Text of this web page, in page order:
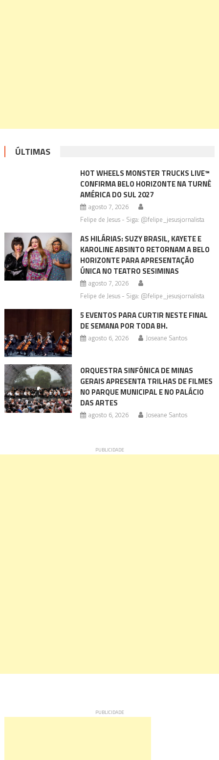
ÚLTIMAS
HOT WHEELS MONSTER TRUCKS LIVE™
CONFIRMA BELO HORIZONTE NA TURNÊ
AMÉRICA DO SUL 2027
agosto 7, 2026
Felipe de Jesus - Siga: @felipe_jesusjornalista
AS HILÁRIAS: SUZY BRASIL, KAYETE E
KAROLINE ABSINTO RETORNAM A BELO
HORIZONTE PARA APRESENTAÇÃO
ÚNICA NO TEATRO SESIMINAS
agosto 7, 2026
Felipe de Jesus - Siga: @felipe_jesusjornalista
5 EVENTOS PARA CURTIR NESTE FINAL
DE SEMANA POR TODA BH.
agosto 6, 2026 Joseane Santos
ORQUESTRA SINFÔNICA DE MINAS
GERAIS APRESENTA TRILHAS DE FILMES
NO PARQUE MUNICIPAL E NO PALÁCIO
DAS ARTES
agosto 6, 2026 Joseane Santos